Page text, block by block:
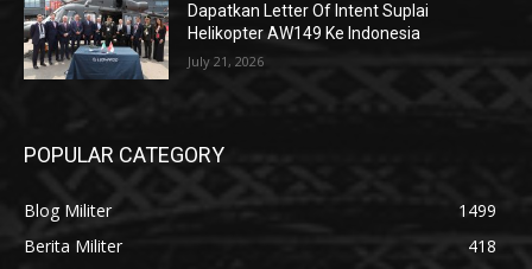
Dapatkan Letter Of Intent Suplai
Helikopter AW149 Ke Indonesia
July 21, 2026
POPULAR CATEGORY
Blog Militer
1499
Berita Militer
418